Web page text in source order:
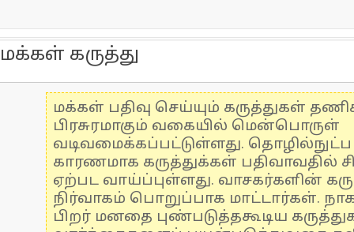
மக்கள் கருத்து
மக்கள் பதிவு செய்யும் கருத்துகள்
பிரசுரமாகும் வகையில் மென்பொருள்
வடிவமைக்கப்பட்டுள்ளது.
காரணமாக கருத்துக்கள் பதிவாவதில்
ஏற்பட வாய்ப்புள்ளது. வாசகர்களின்
நிர்வாகம் பொறுப்பாக மாட்டார்கள்.
பிறர் மனதை புண்படுத்தகூடிய